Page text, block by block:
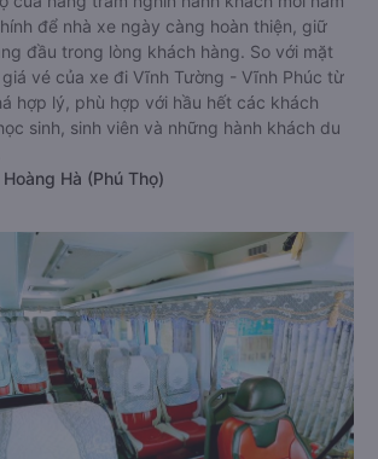
để nhà xe ngày càng hoàn thiện, giữ
đầu trong lòng khách hàng. So với mặt
vé của xe đi Vĩnh Tường - Vĩnh Phúc từ
hợp lý, phù hợp với hầu hết các khách
sinh, sinh viên và những hành khách du
Hà (Phú Thọ)